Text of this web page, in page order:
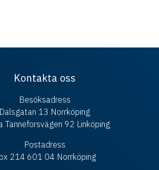
Kontakta oss
Besöksadress
Dalsgatan 13 Norrköping
Tanneforsvägen 92 Linköping
Postadress
214 601 04 Norrköping